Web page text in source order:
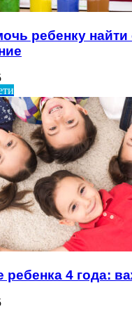
ребенку найти
ребенка 4 года: